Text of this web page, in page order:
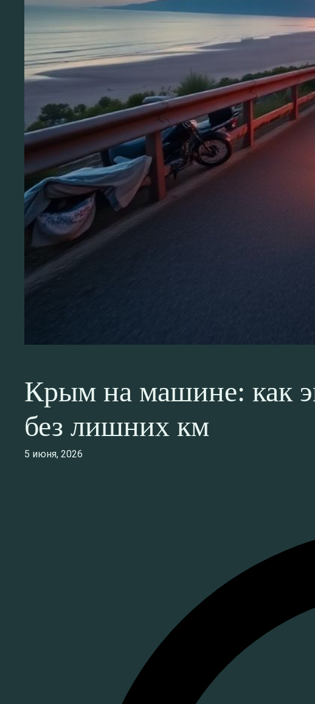
Крым на машине: как
без лишних км
5 июня, 2026